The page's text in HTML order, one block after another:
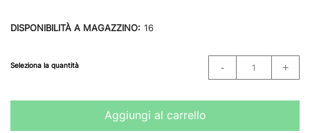
DISPONIBILITÀ A MAGAZZINO: 16
Seleziona la quantità
Aggiungi al carrello